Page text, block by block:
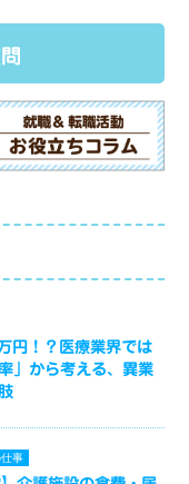
円！？医療業界では
」から考える、異業
事